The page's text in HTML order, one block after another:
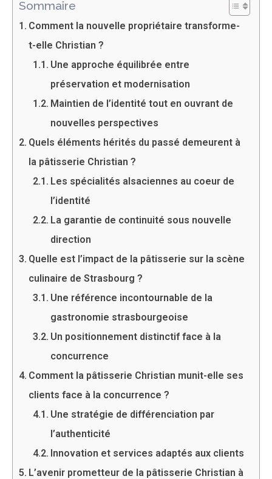
Sommaire
Comment la nouvelle propriétaire transforme-
t-elle Christian ?
Une approche équilibrée entre
préservation et modernisation
Maintien de l’identité tout en ouvrant de
nouvelles perspectives
Quels éléments hérités du passé demeurent à
la pâtisserie Christian ?
Les spécialités alsaciennes au coeur de
l’identité
La garantie de continuité sous nouvelle
direction
Quelle est l’impact de la pâtisserie sur la scène
culinaire de Strasbourg ?
Une référence incontournable de la
gastronomie strasbourgeoise
Un positionnement distinctif face à la
concurrence
Comment la pâtisserie Christian munit-elle ses
clients face à la concurrence ?
Une stratégie de différenciation par
l’authenticité
Innovation et services adaptés aux clients
L’avenir prometteur de la pâtisserie Christian à